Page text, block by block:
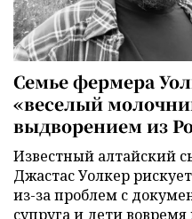
Семье фермера
«веселый
выдворением из
Известный алтайский
Джастас Уолкер
из-за проблем с
супруга и дети